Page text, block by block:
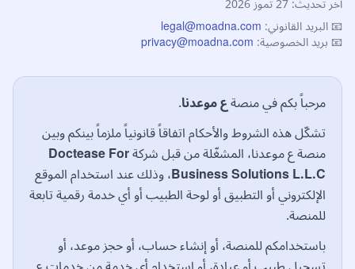
📧 البريد القانوني: legal@moadna.com
📧 بريد الخصوصية: privacy@moadna.com
مرحباً بكم في منصةع موعدنا.
تشكّل هذه الشروط والأحكام اتفاقاً قانونياً ملزماً بينكم وبين
منصة ع موعدنا، المشغّلة من قبل شركةDoctease For
Business Solutions L.L.C، وذلك عند استخدام الموقع
الإلكتروني أو التطبيق أو لوحة الطبيب أو أي خدمة رقمية تابعة
للمنصة.
باستخدامكم للمنصة، أو إنشاء حساب، أو حجز موعد، أو